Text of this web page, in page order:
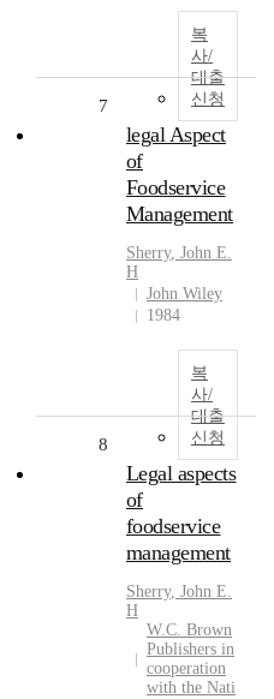
복
사/
대출
신청
7
legal Aspect
of
Foodservice
Management
Sherry, John E.
H
John Wiley
1984
복
사/
대출
신청
8
Legal aspects
of
foodservice
management
Sherry, John E.
H
W.C. Brown
Publishers in
cooperation
with the Nati